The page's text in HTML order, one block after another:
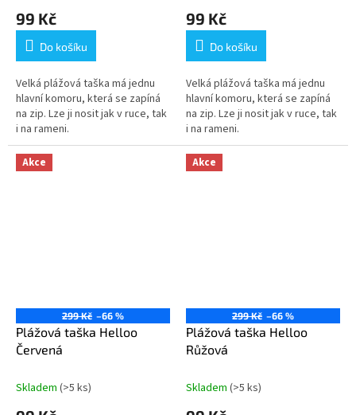
99 Kč
Do košíku
Velká plážová taška má jednu
hlavní komoru, která se zapíná
na zip. Lze ji nosit jak v ruce, tak
i na rameni.
99 Kč
Do košíku
Velká plážová taška má jednu
hlavní komoru, která se zapíná
na zip. Lze ji nosit jak v ruce, tak
i na rameni.
Akce
299 Kč –66 %
Plážová taška Helloo
Červená
Skladem (>5 ks)
Akce
299 Kč –66 %
Plážová taška Helloo
Růžová
Skladem (>5 ks)